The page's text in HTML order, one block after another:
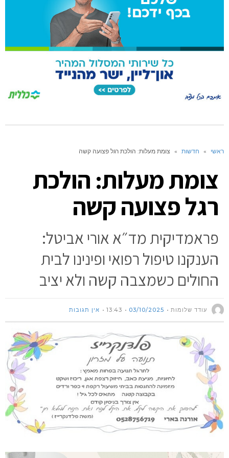
ראשי » חדשות » צומת מעלות: הולכת רגל פצועה קשה
צומת מעלות: הולכת
רגל פצועה קשה
פראמדיקית מד״א אורי אביטל:
הענקנו טיפול רפואי ופינינו לבית
החולים כשמצבה קשה ולא יציב
עודד שלומות 03/10/2025
13:43 אין תגובות